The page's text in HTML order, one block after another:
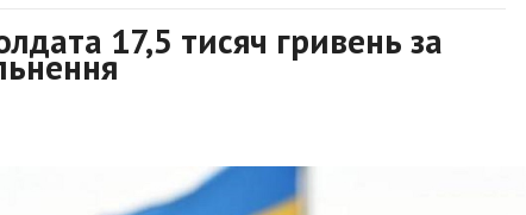
17,5 тисяч гривень за